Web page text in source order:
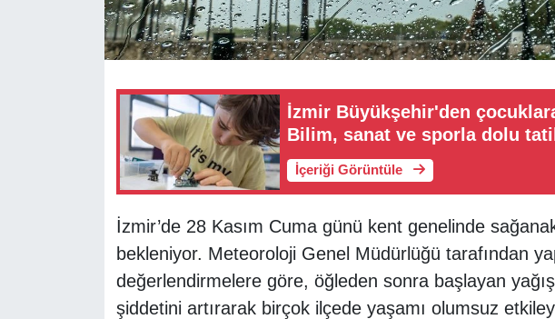
İzmir Büyükşehir'den
Bilim, sanat ve sporla dolu tatil
İçeriği Görüntüle
İzmir’de 28 Kasım Cuma günü kent genelinde
bekleniyor. Meteoroloji Genel Müdürlüğü tarafından
değerlendirmelere göre, öğleden sonra başlayan
şiddetini artırarak birçok ilçede yaşamı olumsuz